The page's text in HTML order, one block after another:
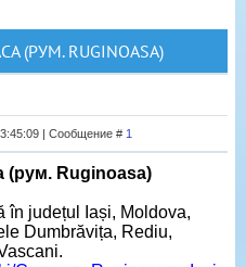
RUGINOASA)
| Сообщение # 1
(рум. Ruginoasa)
în județul Iași, Moldova,
Dumbrăvița, Rediu,